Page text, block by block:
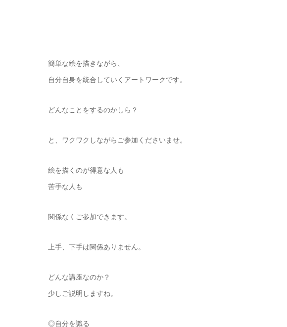
簡単な絵を描きながら、
自分自身を統合していくアートワークです。
どんなことをするのかしら？
と、ワクワクしながらご参加くださいませ。
絵を描くのが得意な人も
苦手な人も
関係なくご参加できます。
上手、下手は関係ありません。
どんな講座なのか？
少しご説明しますね。
◎自分を識る